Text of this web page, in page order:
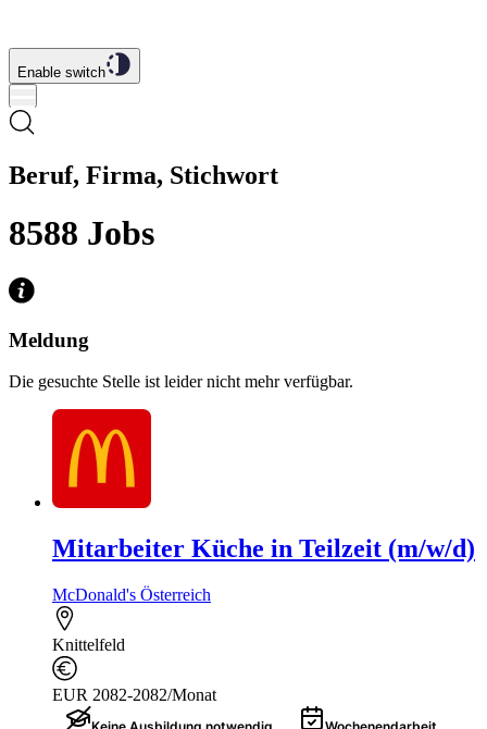
Enable switch
Beruf, Firma, Stichwort
8588 Jobs
Meldung
Die gesuchte Stelle ist leider nicht mehr verfügbar.
Mitarbeiter Küche in Teilzeit (m/w/d)
McDonald's Österreich
Knittelfeld
EUR 2082-2082/Monat